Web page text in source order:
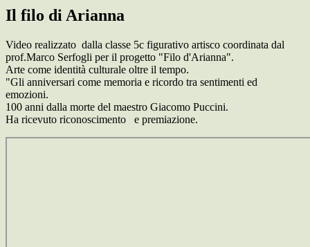
Il filo di Arianna
Video realizzato dalla classe 5c figurativo artisco coordinata dal
prof.Marco Serfogli per il progetto "Filo d'Arianna".
Arte come identità culturale oltre il tempo.
"Gli anniversari come memoria e ricordo tra sentimenti ed
emozioni.
100 anni dalla morte del maestro Giacomo Puccini.
Ha ricevuto riconoscimento e premiazione.